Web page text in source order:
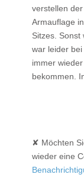
verstellen
Armauflage
Sitzes.
war leider
immer
bekommen.
✘ Möchten
wieder eine